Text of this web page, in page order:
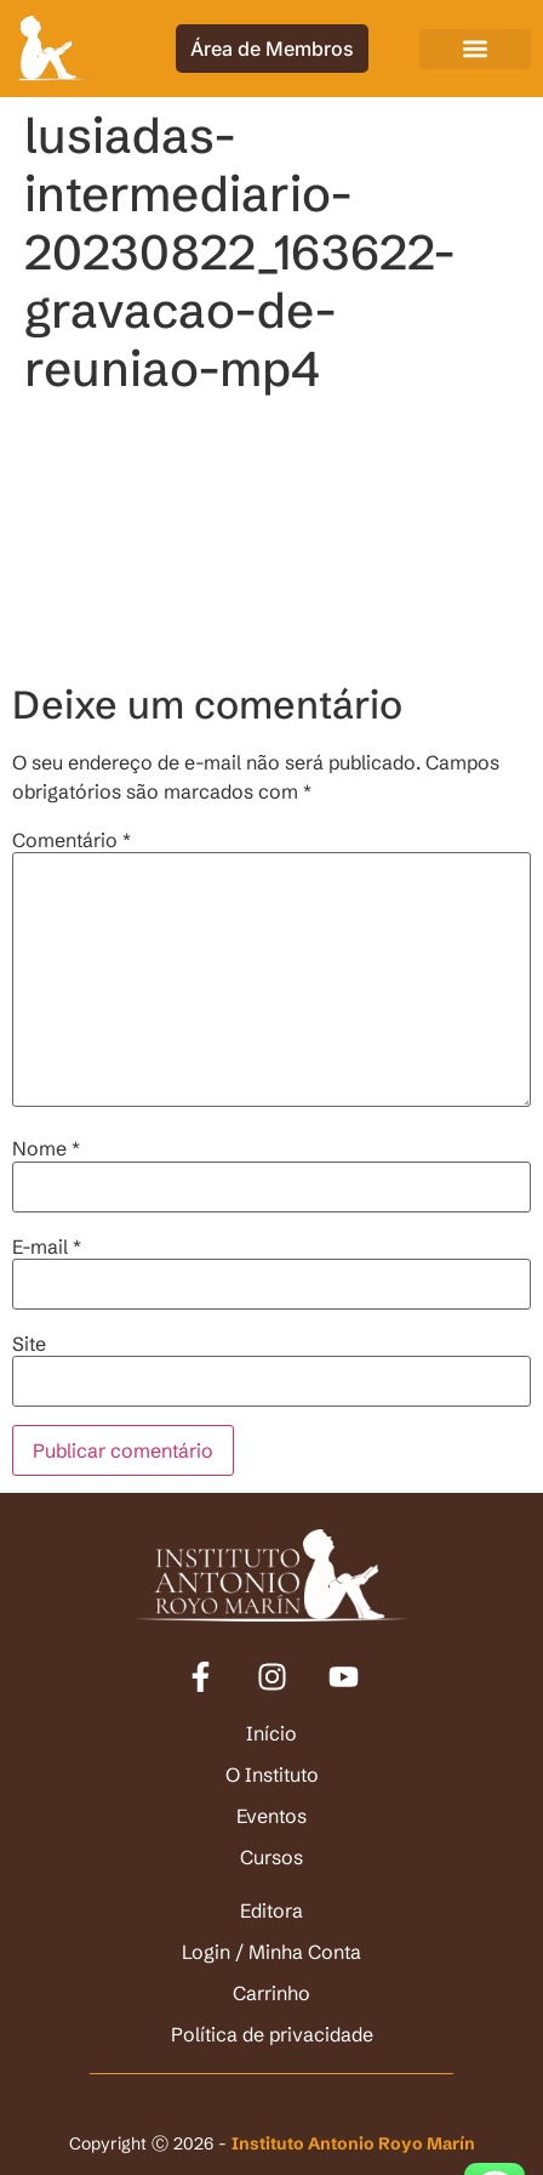
Área de Membros
lusiadas-
intermediario-
20230822_163622-
gravacao-de-
reuniao-mp4
Deixe um comentário
O seu endereço de e-mail não será publicado. Campos
obrigatórios são marcados com *
Comentário *
Nome *
E-mail *
Site
Início
O Instituto
Eventos
Cursos
Editora
Login / Minha Conta
Carrinho
Política de privacidade
Copyright Ⓒ 2026 - Instituto Antonio Royo Marín